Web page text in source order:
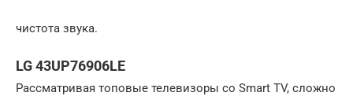
чистота звука.
LG 43UP76906LE
Рассматривая топовые телевизоры со Smart TV, сложно